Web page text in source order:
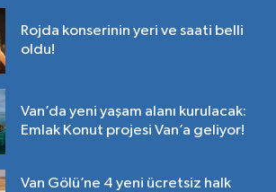
Rojda konserinin yeri ve saati belli
oldu!
Van’da yeni yaşam alanı kurulacak:
Emlak Konut projesi Van’a geliyor!
Van Gölü’ne 4 yeni ücretsiz halk